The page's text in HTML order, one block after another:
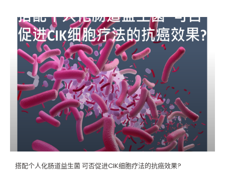
搭配个人化肠道益生菌 可否促进CIK细胞疗法的抗癌效果?